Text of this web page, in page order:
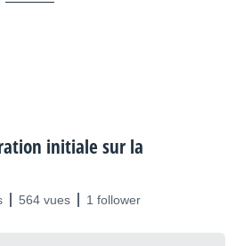
initiale sur la
564 vues 1 follower